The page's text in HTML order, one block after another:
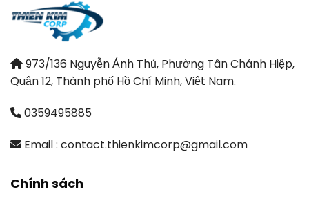
973/136 Nguyễn Ảnh Thủ, Phường Tân Chánh Hiệp,
Quận 12, Thành phố Hồ Chí Minh, Việt Nam.
0359495885
Email : contact.thienkimcorp@gmail.com
Chính sách